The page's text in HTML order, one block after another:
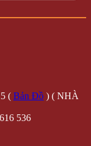
( Bản Đồ ) ( NHÀ
536